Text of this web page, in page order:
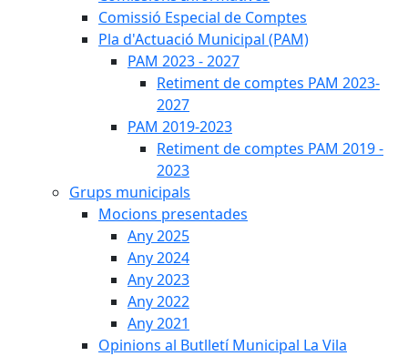
Comissió Especial de Comptes
Pla d'Actuació Municipal (PAM)
PAM 2023 - 2027
Retiment de comptes PAM 2023-
2027
PAM 2019-2023
Retiment de comptes PAM 2019 -
2023
Grups municipals
Mocions presentades
Any 2025
Any 2024
Any 2023
Any 2022
Any 2021
Opinions al Butlletí Municipal La Vila